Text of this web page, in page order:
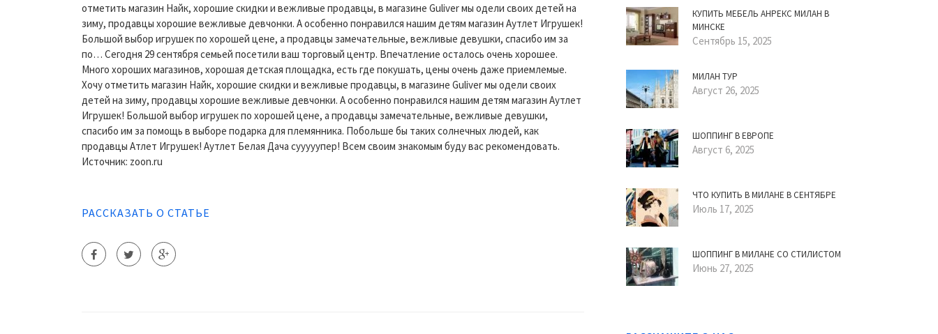
отметить магазин Найк, хорошие скидки и вежливые продавцы, в магазине Guliver мы одели своих детей на
зиму, продавцы хорошие вежливые девчонки. А особенно понравился нашим детям магазин Аутлет Игрушек!
Большой выбор игрушек по хорошей цене, а продавцы замечательные, вежливые девушки, спасибо им за
по… Сегодня 29 сентября семьей посетили ваш торговый центр. Впечатление осталось очень хорошее.
Много хороших магазинов, хорошая детская площадка, есть где покушать, цены очень даже приемлемые.
Хочу отметить магазин Найк, хорошие скидки и вежливые продавцы, в магазине Guliver мы одели своих
детей на зиму, продавцы хорошие вежливые девчонки. А особенно понравился нашим детям магазин Аутлет
Игрушек! Большой выбор игрушек по хорошей цене, а продавцы замечательные, вежливые девушки,
спасибо им за помощь в выборе подарка для племянника. Побольше бы таких солнечных людей, как
продавцы Атлет Игрушек! Аутлет Белая Дача сууууупер! Всем своим знакомым буду вас рекомендовать.
Источник: zoon.ru
РАССКАЗАТЬ О СТАТЬЕ
КУПИТЬ МЕБЕЛЬ АНРЕКС МИЛАН В
МИНСКЕ
Сентябрь 15, 2025
МИЛАН ТУР
Август 26, 2025
ШОППИНГ В ЕВРОПЕ
Август 6, 2025
ЧТО КУПИТЬ В МИЛАНЕ В СЕНТЯБРЕ
Июль 17, 2025
ШОППИНГ В МИЛАНЕ СО СТИЛИСТОМ
Июнь 27, 2025